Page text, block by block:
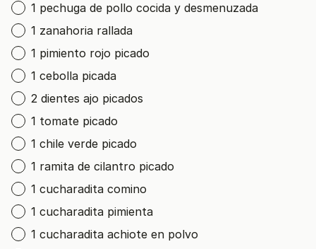
1 pechuga de pollo cocida y desmenuzada
1 zanahoria rallada
1 pimiento rojo picado
1 cebolla picada
2 dientes ajo picados
1 tomate picado
1 chile verde picado
1 ramita de cilantro picado
1 cucharadita comino
1 cucharadita pimienta
1 cucharadita achiote en polvo